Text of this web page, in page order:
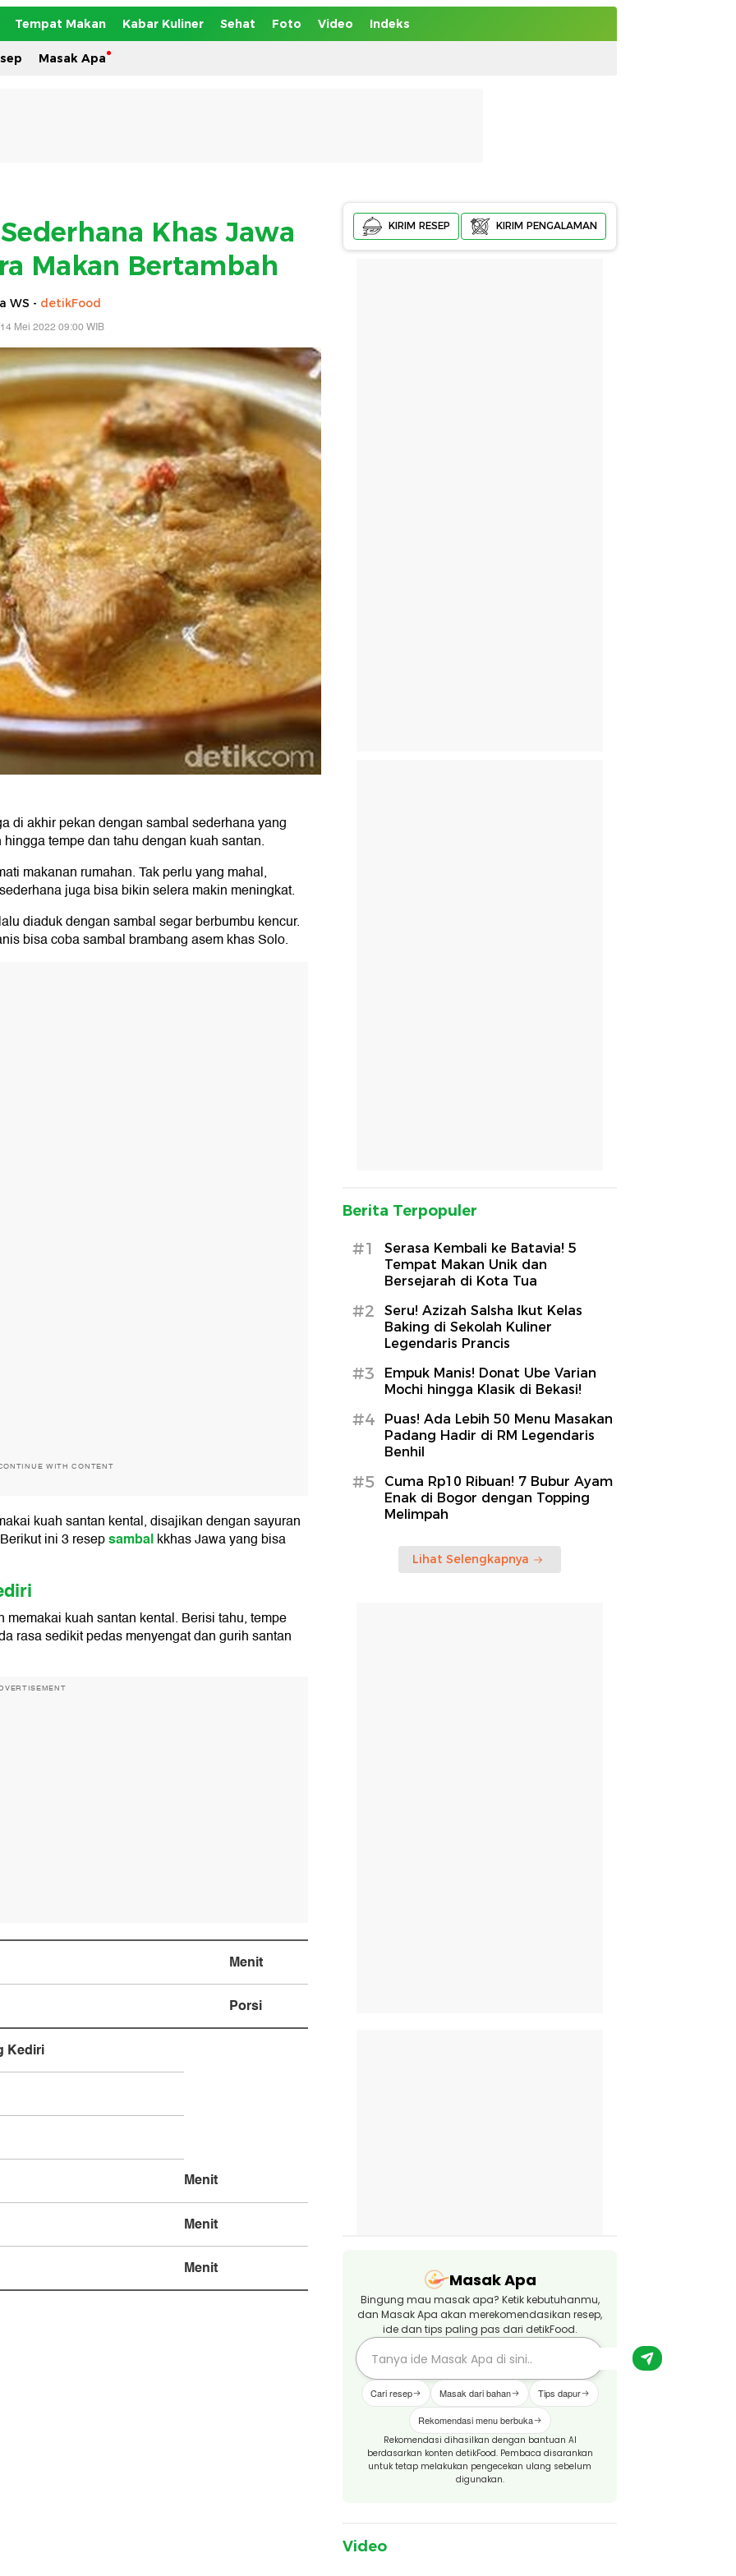
Tempat Makan Kabar Kuliner Sehat Foto Video Indeks
Masak Apa
Khas Jawa
Makan Bertambah
WS - detikFood
Mei 2022 09:00 WIB
di akhir pekan dengan sambal sederhana yang
tempe dan tahu dengan kuah santan.
makanan rumahan. Tak perlu yang mahal,
juga bisa bikin selera makin meningkat.
diaduk dengan sambal segar berbumbu kencur.
bisa coba sambal brambang asem khas Solo.
WITH CONTENT
kuah santan kental, disajikan dengan sayuran
ini 3 resepsambalkkhas Jawa yang bisa
memakai kuah santan kental. Berisi tahu, tempe
rasa sedikit pedas menyengat dan gurih santan
Menit
Porsi
Kediri
Menit
Menit
Menit
KIRIM RESEP KIRIM PENGALAMAN
Berita Terpopuler
#1
Serasa Kembali ke Batavia! 5
Tempat Makan Unik dan
Bersejarah di Kota Tua
#2
Seru! Azizah Salsha Ikut Kelas
Baking di Sekolah Kuliner
Legendaris Prancis
#3
Empuk Manis! Donat Ube Varian
Mochi hingga Klasik di Bekasi!
#4
Puas! Ada Lebih 50 Menu Masakan
Padang Hadir di RM Legendaris
Benhil
#5
Cuma Rp10 Ribuan! 7 Bubur Ayam
Enak di Bogor dengan Topping
Melimpah
Lihat Selengkapnya
Masak Apa
Bingung mau masak apa? Ketik kebutuhanmu,
dan Masak Apa akan merekomendasikan resep,
ide dan tips paling pas dari detikFood.
Cari resep Masak dari bahan Tips dapur
Rekomendasi menu berbuka
Rekomendasi dihasilkan dengan bantuan AI
berdasarkan konten detikFood. Pembaca disarankan
untuk tetap melakukan pengecekan ulang sebelum
digunakan.
Video